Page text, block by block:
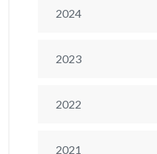
2024
2023
2022
2021